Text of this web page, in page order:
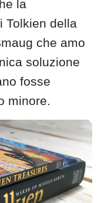
la
Tolkien della
che amo
soluzione
fosse
minore.